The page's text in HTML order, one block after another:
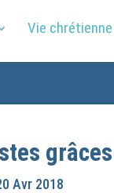
Vie chrétienne
Avr 2018